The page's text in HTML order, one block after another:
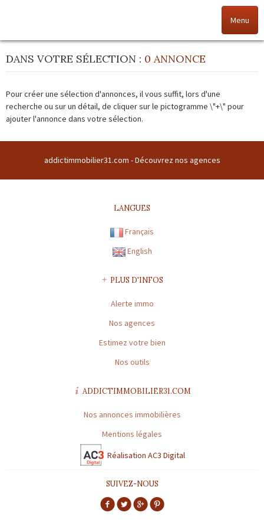
Menu
Accueil
Nos offres
Nos agences
Vendez votre bien
DANS VOTRE SÉLECTION : 0 ANNONCE
Pour créer une sélection d'annonces, il vous suffit, lors d'une
recherche ou sur un détail, de cliquer sur le pictogramme \"+\" pour
ajouter l'annonce dans votre sélection.
addictimmobilier31.com -Découvrez nos agences
LANGUES
Français
English
PLUS D'INFOS
Alerte immo
Nos agences
Estimez votre bien
Nos outils
ADDICTIMMOBILIER31.COM
Nos annonces immobilières
Mentions légales
Réalisation AC3 Digital
SUIVEZ-NOUS